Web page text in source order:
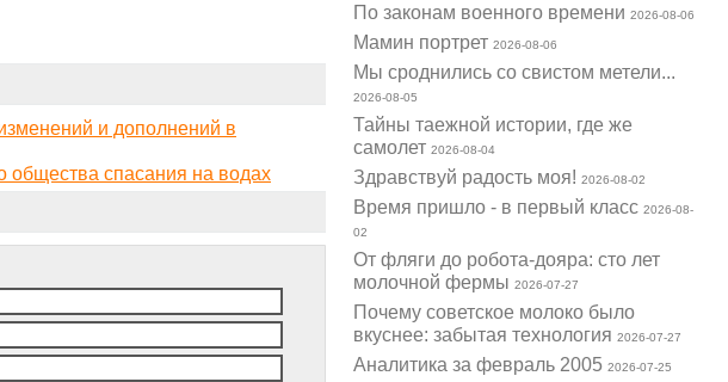
По законам военного времени2026-08-06
Мамин портрет2026-08-06
Мы сроднились со свистом метели...
2026-08-05
Тайны таежной истории, где же
самолет2026-08-04
Здравствуй радость моя!2026-08-02
Время пришло - в первый класс2026-08-
02
От фляги до робота-дояра: сто лет
молочной фермы2026-07-27
Почему советское молоко было
вкуснее: забытая технология2026-07-27
Аналитика за февраль 20052026-07-25
и дополнений в
спасания на водах